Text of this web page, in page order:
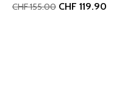
CHF155.00 CHF 119.90